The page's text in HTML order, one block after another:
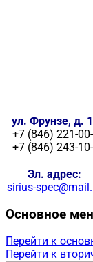
ул. Фрунзе, д.
+7 (846) 221-
+7 (846) 243-
Эл. адрес:
sirius-
Основное
Перейти к
Перейти к